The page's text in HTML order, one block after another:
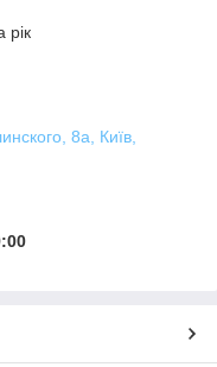
рік
8а, Київ,